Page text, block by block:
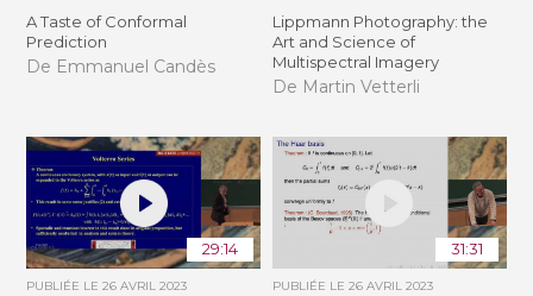
A Taste of Conformal
Prediction
De Emmanuel Candès
Lippmann Photography: the
Art and Science of
Multispectral Imagery
De Martin Vetterli
29:14
PUBLIÉE LE26 AVRIL 2023
31:31
PUBLIÉE LE 26 AVRIL 2023